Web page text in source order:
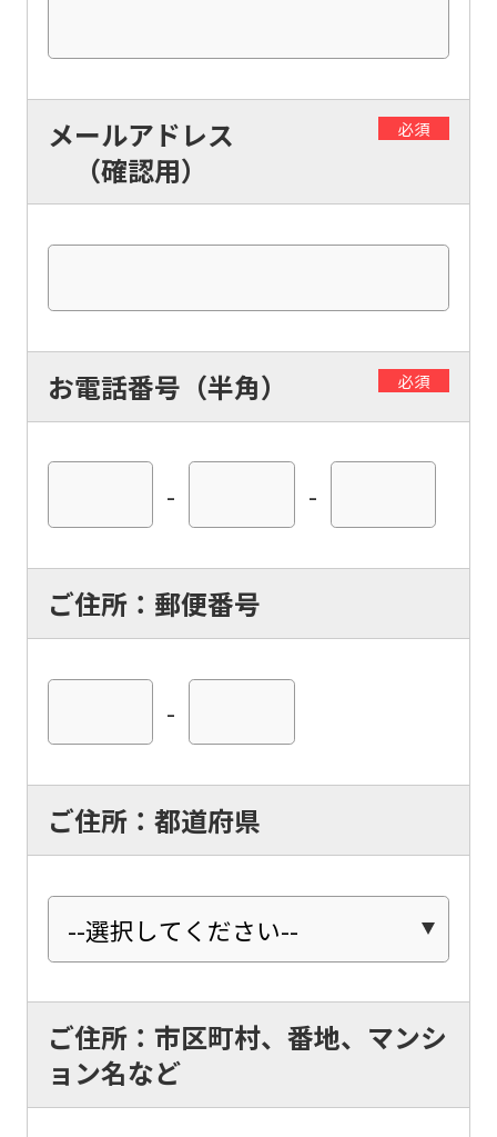
メールアドレス
（確認用）
必須
お電話番号（半角） 必須
- -
ご住所：郵便番号
-
ご住所：都道府県
ご住所：市区町村、番地、マンシ
ョン名など